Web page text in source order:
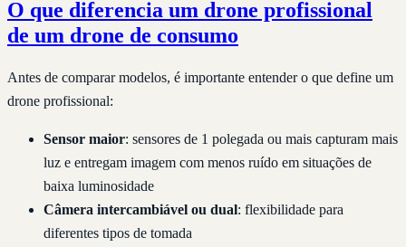
O que diferencia um drone profissional
de um drone de consumo
Antes de comparar modelos, é importante entender o que define um
drone profissional:
Sensor maior: sensores de 1 polegada ou mais capturam mais
luz e entregam imagem com menos ruído em situações de
baixa luminosidade
Câmera intercambiável ou dual: flexibilidade para
diferentes tipos de tomada